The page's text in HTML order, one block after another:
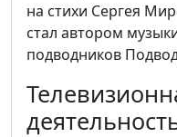
на стихи Сергея
стал автором
подводников